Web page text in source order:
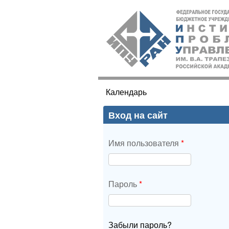
ИПУ
РАН
Вы здесь
Календарь
Вход на сайт
Имя пользователя *
Пароль*
Забыли пароль?